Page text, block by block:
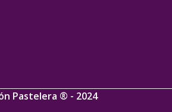
Pastelera ® - 2024